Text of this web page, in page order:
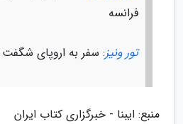
فرانسه
تور ونیز: سفر به اروپای شگفت
منبع: ایبنا - خبرگزاری کتاب ایران